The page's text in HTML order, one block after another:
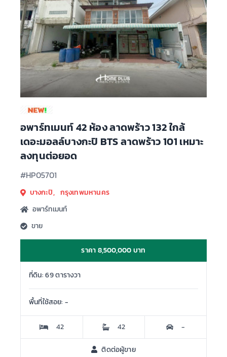
อพาร์ทเมนท์ 42 ห้อง ลาดพร้าว 132 ใกล้
เดอะมอลล์บางกะปิ BTS ลาดพร้าว 101 เหมาะ
ลงทุนต่อยอด
#HP05701
บางกะปิ, กรุงเทพมหานคร
อพาร์ทเมนท์
ขาย
ราคา 8,500,000 บาท
ที่ดิน: 69 ตารางวา
พื้นที่ใช้สอย: -
42 42 -
ติดต่อผู้ขาย